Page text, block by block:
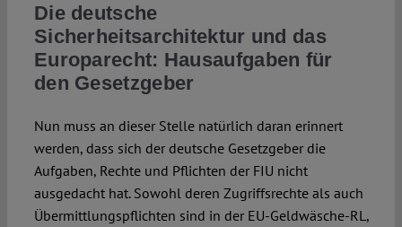
Die deutsche
Sicherheitsarchitektur und das
Europarecht: Hausaufgaben für
den Gesetzgeber
Nun muss an dieser Stelle natürlich daran erinnert
werden, dass sich der deutsche Gesetzgeber die
Aufgaben, Rechte und Pflichten der FIU nicht
ausgedacht hat. Sowohl deren Zugriffsrechte als auch
Übermittlungspflichten sind in der EU-Geldwäsche-RL,